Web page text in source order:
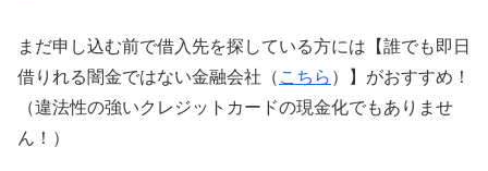
まだ申し込む前で借入先を探している方には【誰でも即日
借りれる闇金ではない金融会社（ こちら ）】がおすすめ！
（違法性の強いクレジットカードの現金化でもありませ
ん！）